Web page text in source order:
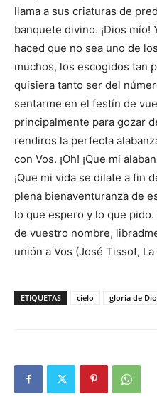
llama a sus criaturas de
banquete divino. ¡Dios mío!
haced que no sea uno de
muchos, los escogidos tan
quisiera tanto ser del
sentarme en el festín de
principalmente para gozar
rendiros la perfecta
con Vos. ¡Oh! ¡Que mi
¡Que mi vida se dilate a fin
plena bienaventuranza de
lo que espero y lo que
de vuestro nombre,
unión a Vos (José Tissot,
ETIQUETAS cielo gloria de